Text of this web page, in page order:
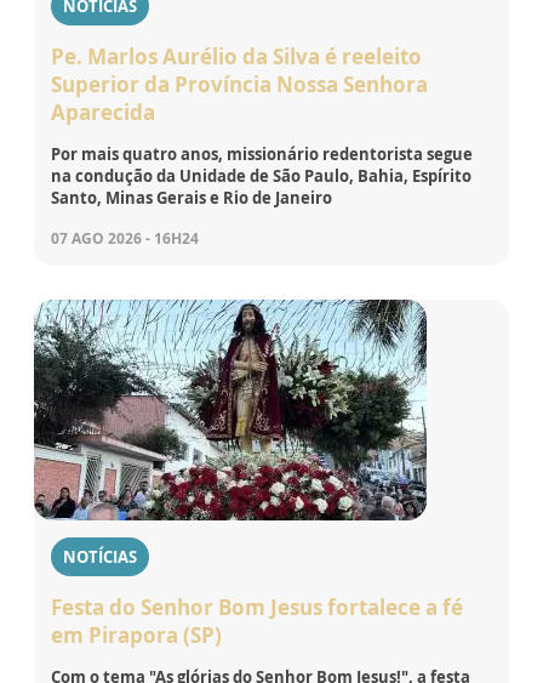
NOTÍCIAS
Pe. Marlos Aurélio da Silva é reeleito
Superior da Província Nossa Senhora
Aparecida
Por mais quatro anos, missionário redentorista segue
na condução da Unidade de São Paulo, Bahia, Espírito
Santo, Minas Gerais e Rio de Janeiro
07 AGO 2026 - 16H24
NOTÍCIAS
Festa do Senhor Bom Jesus fortalece a fé
em Pirapora (SP)
Com o tema "As glórias do Senhor Bom Jesus!", a festa